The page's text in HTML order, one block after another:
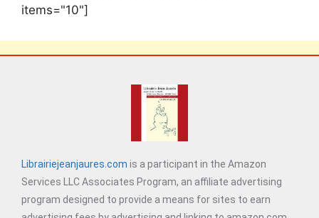
items="10"]
Librairiejeanjaures.com is a participant in the Amazon
Services LLC Associates Program, an affiliate advertising
program designed to provide a means for sites to earn